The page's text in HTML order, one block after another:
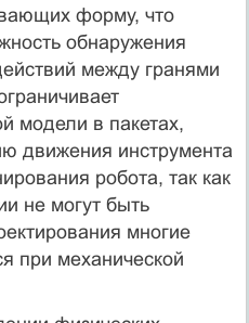
форму, что
обнаружения
между гранями
модели в пакетах,
движения инструмента
робота, так как
не могут быть
многие
при механической